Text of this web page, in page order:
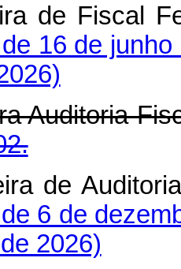
de Fiscal
16 de
Auditoria-
de
6 de
2026)